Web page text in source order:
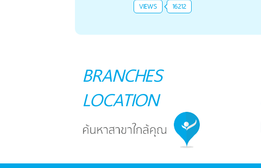
VIEWS 16212
BRANCHES
LOCATION